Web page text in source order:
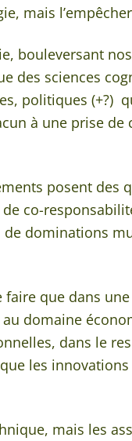
mais
bouleversant
des sciences
politiques (+?)
à une prise
posent
co-
de dominations
que dans
domaine
dans le
les
mais les